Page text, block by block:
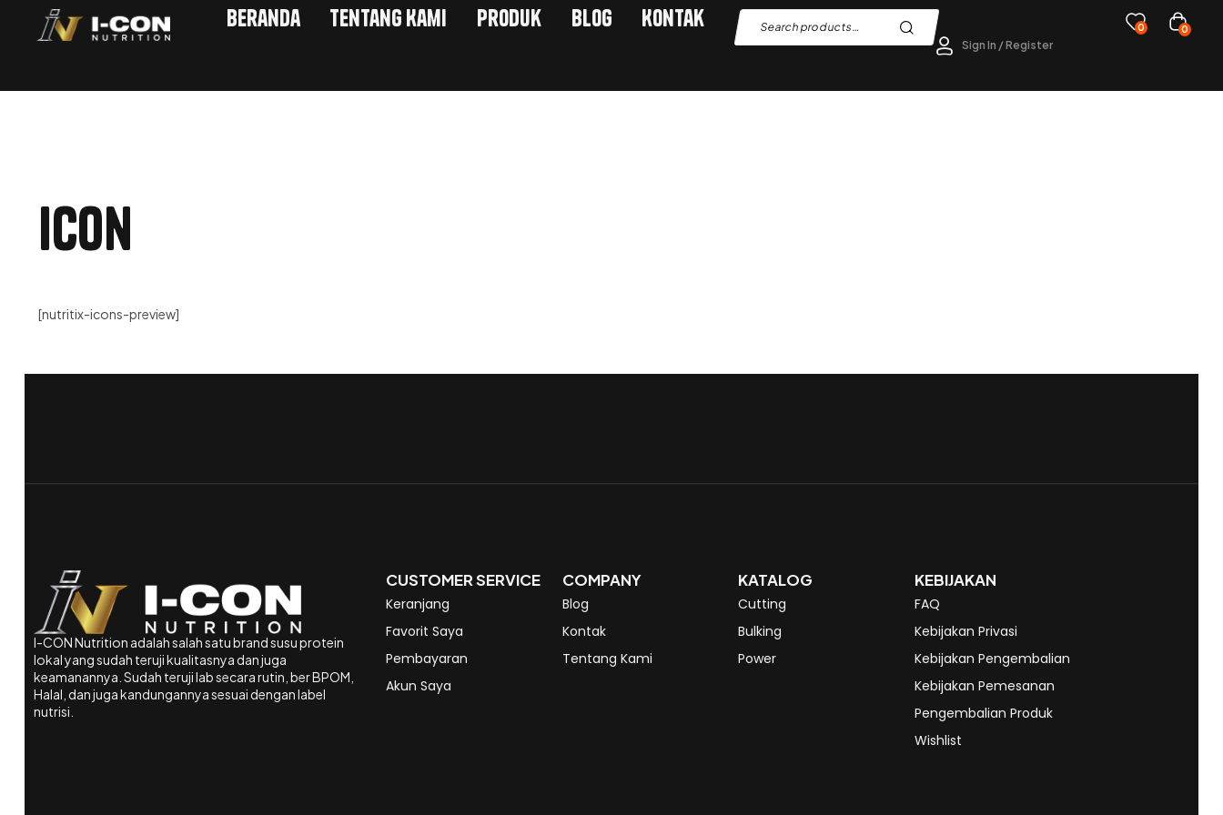
Beranda Tentang Kami Produk Blog Kontak
Sign In / Register
0 0
Icon
[nutritix-icons-preview]
I-CON Nutrition adalah salah satu brand susu protein
lokal yang sudah teruji kualitasnya dan juga
keamanannya. Sudah teruji lab secara rutin, ber BPOM,
Halal, dan juga kandungannya sesuai dengan label
nutrisi.
CUSTOMER SERVICE
Keranjang
Favorit Saya
Pembayaran
Akun Saya
COMPANY
Blog
Kontak
Tentang Kami
KATALOG
Cutting
Bulking
Power
KEBIJAKAN
FAQ
Kebijakan Privasi
Kebijakan Pengembalian
Kebijakan Pemesanan
Pengembalian Produk
Wishlist